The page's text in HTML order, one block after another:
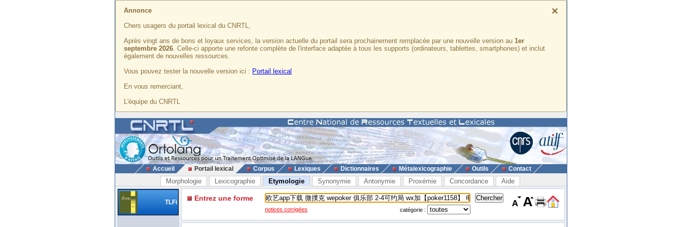
×
Annonce
Chers usagers du portail lexical du CNRTL,
Après vingt ans de bons et loyaux services, la version actuelle du portail sera prochainement remplacée par une nouvelle version au 1er
septembre 2026. Celle-ci apporte une refonte complète de l'interface adaptée à tous les supports (ordinateurs, tablettes, smartphones) et inclut
également de nouvelles ressources.
Vous pouvez tester la nouvelle version ici : Portail lexical
En vous remerciant,
L'équipe du CNRTL
Accueil Portail lexical Corpus Lexiques Dictionnaires Métalexicographie Outils Contact
Morphologie Lexicographie Etymologie Synonymie Antonymie Proxémie Concordance Aide
TLFi Entrez une forme
notices corrigées catégorie :